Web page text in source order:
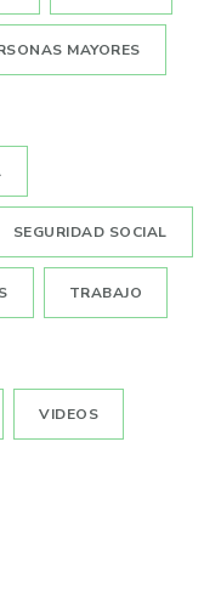
MAYORES
SEGURIDAD SOCIAL
TRABAJO
VIDEOS